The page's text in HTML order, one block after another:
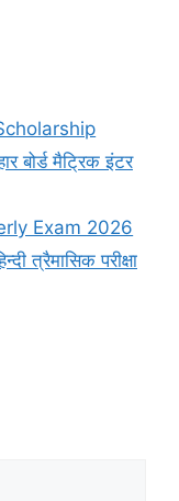
मैट्रिक इंटर
Exam 2026
त्रैमासिक परीक्षा